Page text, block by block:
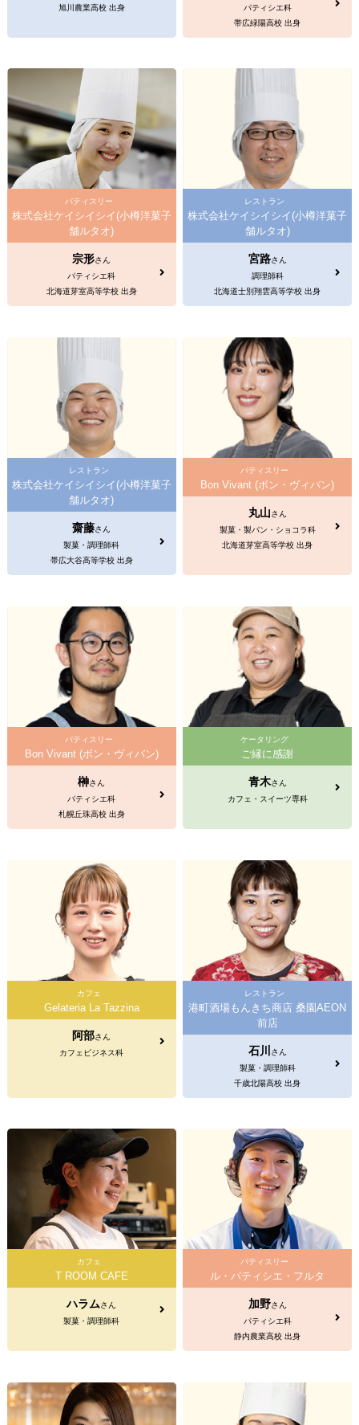
旭川農業高校 出身
パティシエ科
帯広緑陽高校 出身
パティスリー
株式会社ケイシイシイ(小樽洋菓子
舗ルタオ)
宗形さん
パティシエ科
北海道芽室高等学校 出身
レストラン
株式会社ケイシイシイ(小樽洋菓子
舗ルタオ)
宮路さん
調理師科
北海道士別翔雲高等学校 出身
レストラン
株式会社ケイシイシイ(小樽洋菓子
舗ルタオ)
齋藤さん
製菓・調理師科
帯広大谷高等学校 出身
パティスリー
Bon Vivant (ボン・ヴィバン)
丸山さん
製菓・製パン・ショコラ科
北海道芽室高等学校 出身
パティスリー
Bon Vivant (ボン・ヴィバン)
榊さん
パティシエ科
札幌丘珠高校 出身
ケータリング
ご縁に感謝
青木さん
カフェ・スイーツ専科
カフェ
Gelateria La Tazzina
阿部さん
カフェビジネス科
レストラン
港町酒場もんきち商店 桑園AEON
前店
石川
さん
製菓・調理師科
千歳北陽高校 出身
カフェ
T ROOM CAFE
ハラムさん
製菓・調理師科
パティスリー
ル・パティシエ・フルタ
加野さん
パティシエ科
静内農業高校 出身